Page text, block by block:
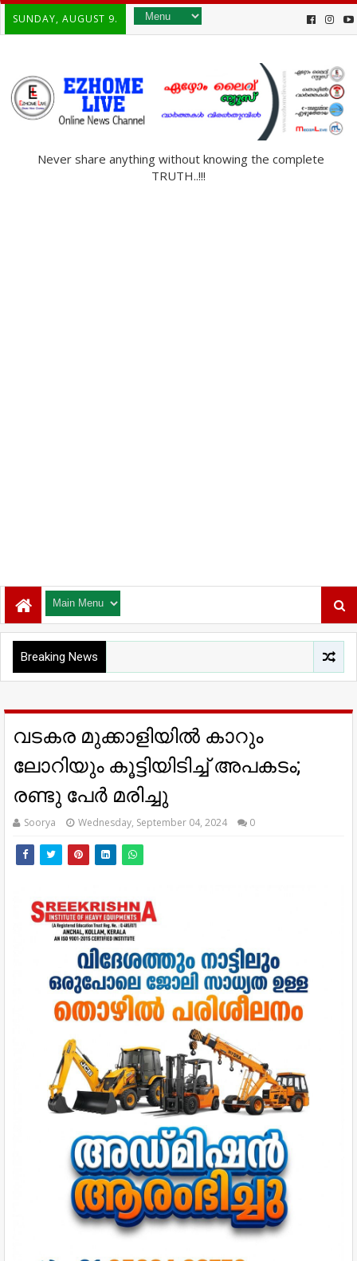
SUNDAY, AUGUST 9.
Never share anything without knowing the complete
TRUTH..!!!
Breaking News
വടകര മുക്കാളിയിൽ കാറും
ലോറിയും കൂട്ടിയിടിച്ച് അപകടം;
രണ്ടു പേർ മരിച്ചു
Soorya Wednesday, September 04, 2024 0